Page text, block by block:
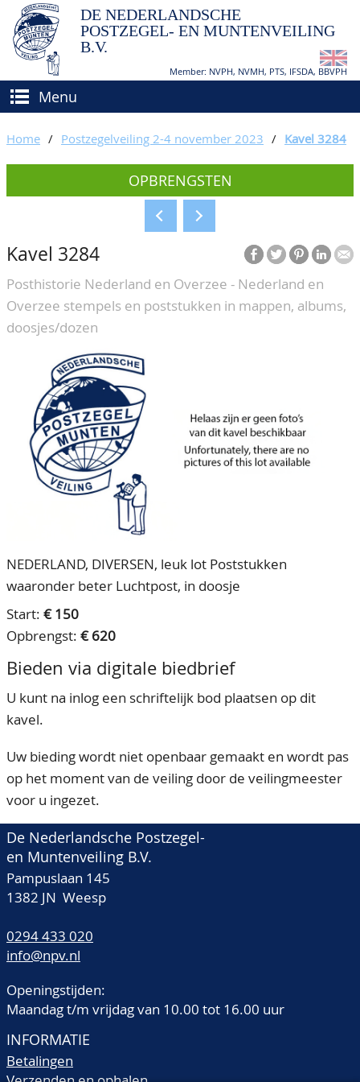
DE NEDERLANDSCHE
POSTZEGEL- EN MUNTENVEILING
B.V.
Member: NVPH, NVMH, PTS, IFSDA, BBVPH
Menu
(VER)KOPEN
Hoe verkopen?
Voorwaarden
BIEDEN
CATALOGI/OPBRENGSTEN
KEURINGSDIENST
AGENDA
OVER ONS
Ons Team
80 jarig bestaan
CONTACT
ACCOUNT
Home / Postzegelveiling 2-4 november 2023 / Kavel 3284
OPBRENGSTEN
Kavel 3284
Posthistorie Nederland en Overzee - Nederland en
Overzee stempels en poststukken in mappen, albums,
doosjes/dozen
NEDERLAND, DIVERSEN, leuk lot Poststukken
waaronder beter Luchtpost, in doosje
Start: € 150
Opbrengst: € 620
Bieden via digitale biedbrief
U kunt na inlog een schriftelijk bod plaatsen op dit
kavel.
Uw bieding wordt niet openbaar gemaakt en wordt pas
op het moment van de veiling door de veilingmeester
voor u ingezet.
De Nederlandsche Postzegel-
en Muntenveiling B.V.
Pampuslaan 145
1382 JN Weesp
0294 433 020
info@npv.nl
Openingstijden:
Maandag t/m vrijdag van 10.00 tot 16.00 uur
INFORMATIE
Betalingen